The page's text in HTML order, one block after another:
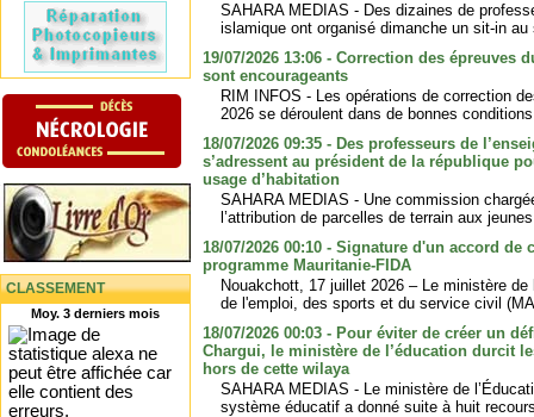
CLASSEMENT
Moy. 3 derniers mois
SAHARA MEDIAS - Des dizaines de
islamique ont organisé dimanche un sit-in
19/07/2026 13:06 - Correction des épreuves
sont encourageants
RIM INFOS - Les opérations de correction
2026 se déroulent dans de bonnes
18/07/2026 09:35 - Des professeurs de
s’adressent au président de la république
usage d’habitation
SAHARA MEDIAS - Une commission
l’attribution de parcelles de terrain aux
18/07/2026 00:10 - Signature d'un accord de
programme Mauritanie-FIDA
Nouakchott, 17 juillet 2026 – Le ministère
de l'emploi, des sports et du service civil
18/07/2026 00:03 - Pour éviter de créer un
Chargui, le ministère de l’éducation durcit
hors de cette wilaya
SAHARA MEDIAS - Le ministère de
système éducatif a donné suite à huit